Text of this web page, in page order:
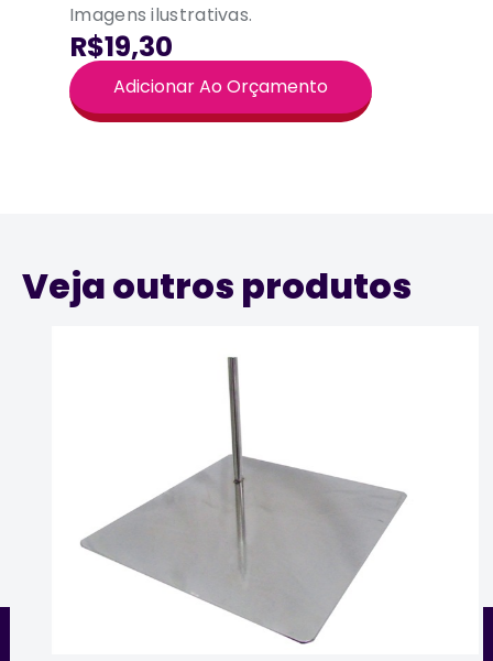
Imagens ilustrativas.
R$19,30
Adicionar Ao Orçamento
Veja outros produtos